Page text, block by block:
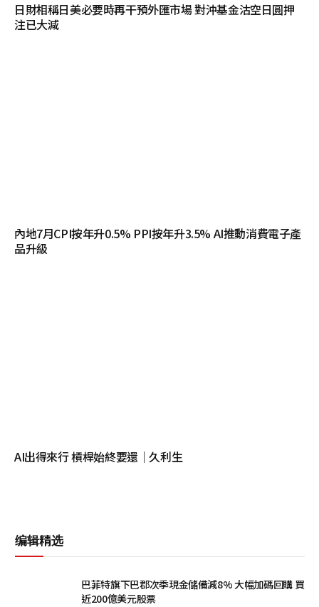
日財相稱日美必要時再干預外匯市場 對沖基金沽空日圓押
注已大減
內地7月CPI按年升0.5% PPI按年升3.5% AI推動消費電子產
品升級
AI出得來行 槓桿始終要還｜久利生
编辑精选
巴菲特旗下巴郡次季現金儲備減8% 大幅加碼回購 買
近200億美元股票